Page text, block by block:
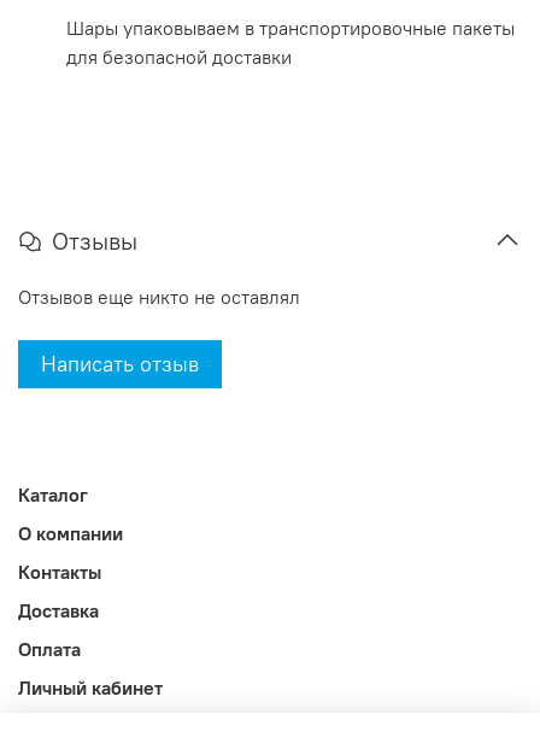
Шары упаковываем в транспортировочные пакеты
для безопасной доставки
Отзывы
Отзывов еще никто не оставлял
Написать отзыв
Каталог
О компании
Контакты
Доставка
Оплата
Личный кабинет